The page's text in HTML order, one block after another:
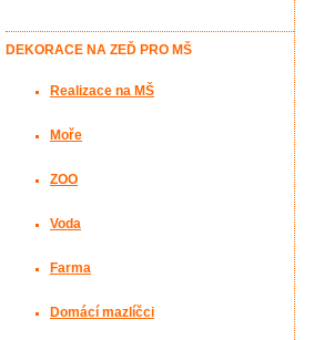
DEKORACE NA ZEĎ PRO MŠ
Realizace na MŠ
Moře
ZOO
Voda
Farma
Domácí mazlíčci